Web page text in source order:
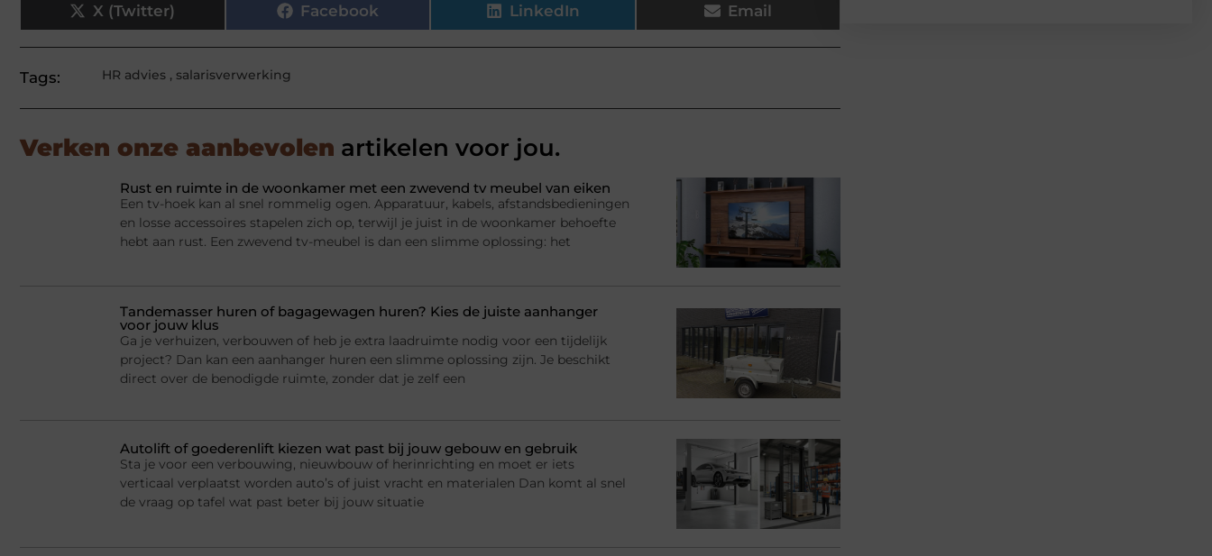
X (Twitter) Facebook LinkedIn Email
Tags: HR advies , salarisverwerking
Verken onze aanbevolen artikelen voor jou.
Rust en ruimte in de woonkamer met een zwevend tv meubel van eiken
Een tv-hoek kan al snel rommelig ogen. Apparatuur, kabels, afstandsbedieningen
en losse accessoires stapelen zich op, terwijl je juist in de woonkamer behoefte
hebt aan rust. Een zwevend tv-meubel is dan een slimme oplossing: het
Tandemasser huren of bagagewagen huren? Kies de juiste aanhanger
voor jouw klus
Ga je verhuizen, verbouwen of heb je extra laadruimte nodig voor een tijdelijk
project? Dan kan een aanhanger huren een slimme oplossing zijn. Je beschikt
direct over de benodigde ruimte, zonder dat je zelf een
Autolift of goederenlift kiezen wat past bij jouw gebouw en gebruik
Sta je voor een verbouwing, nieuwbouw of herinrichting en moet er iets
verticaal verplaatst worden auto’s of juist vracht en materialen Dan komt al snel
de vraag op tafel wat past beter bij jouw situatie